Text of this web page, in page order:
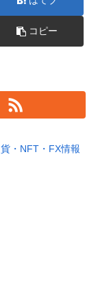
コピー
・NFT・FX情報